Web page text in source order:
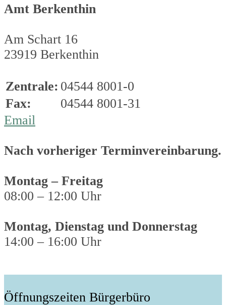
Amt Berkenthin
Am Schart 16
23919 Berkenthin
Zentrale: 04544 8001-0
Fax:
04544 8001-31
Email
Nach vorheriger Terminvereinbarung.
Montag – Freitag
08:00 – 12:00 Uhr
Montag, Dienstag und Donnerstag
14:00 – 16:00 Uhr
Öffnungszeiten Bürgerbüro